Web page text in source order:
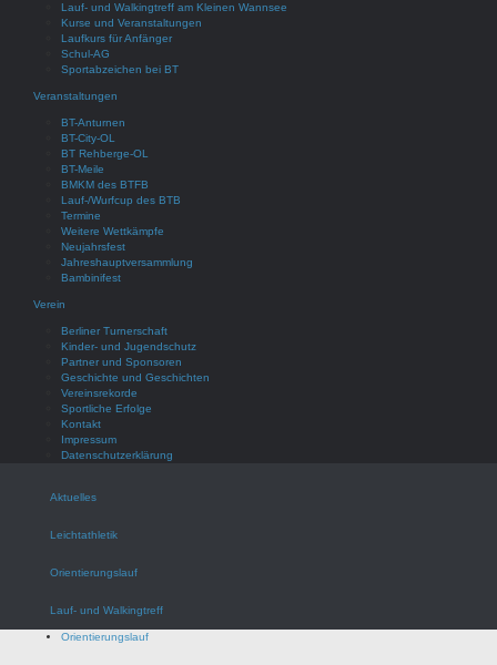
Lauf- und Walkingtreff am Kleinen Wannsee
Kurse und Veranstaltungen
Laufkurs für Anfänger
Schul-AG
Sportabzeichen bei BT
Veranstaltungen
BT-Anturnen
BT-City-OL
BT Rehberge-OL
BT-Meile
BMKM des BTFB
Lauf-/Wurfcup des BTB
Termine
Weitere Wettkämpfe
Neujahrsfest
Jahreshauptversammlung
Bambinifest
Verein
Berliner Turnerschaft
Kinder- und Jugendschutz
Partner und Sponsoren
Geschichte und Geschichten
Vereinsrekorde
Sportliche Erfolge
Kontakt
Impressum
Datenschutzerklärung
Aktuelles
Leichtathletik
Orientierungslauf
Lauf- und Walkingtreff
Orientierungslauf